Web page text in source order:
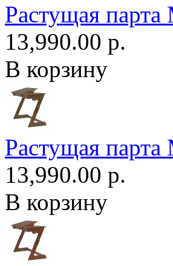
Растущая
13,990.00 р.
В корзину
Растущая
13,990.00 р.
В корзину